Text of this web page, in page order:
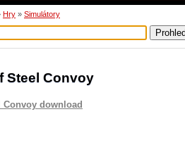
Hry » Simulátory
Steel Convoy
Convoy download